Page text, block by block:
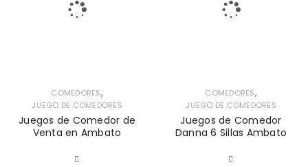
COMEDORES,
JUEGO DE COMEDORES
Juegos de Comedor de
Venta en Ambato
COMEDORES,
JUEGO DE COMEDORES
Juegos de Comedor
Danna 6 Sillas Ambato